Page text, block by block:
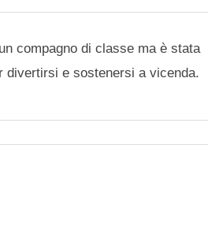
compagno di classe ma è stata
divertirsi e sostenersi a vicenda.